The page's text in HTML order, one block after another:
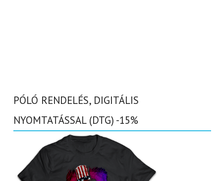
PÓLÓ RENDELÉS, DIGITÁLIS
NYOMTATÁSSAL (DTG) -15%